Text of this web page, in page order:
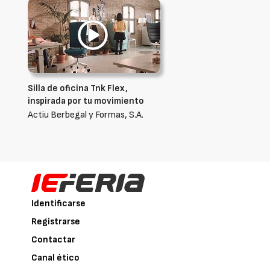
Silla de oficina Tnk Flex,
inspirada por tu movimiento
Actiu Berbegal y Formas, S.A.
Identificarse
Registrarse
Contactar
Canal ético